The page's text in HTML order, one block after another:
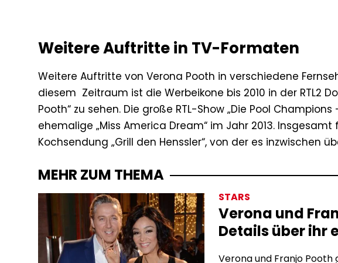
Weitere Auftritte in TV-Formaten
Weitere Auftritte von Verona Pooth in verschiedene
diesem Zeitraum ist die Werbeikone bis 2010 in der RTL2
Pooth“ zu sehen. Die große RTL-Show „Die Pool
ehemalige „Miss America Dream“ im Jahr 2013.
Kochsendung „Grill den Henssler“, von der es inzwischen
MEHR ZUM THEMA
STARS
Verona und
Details über ihr
Verona und Franjo